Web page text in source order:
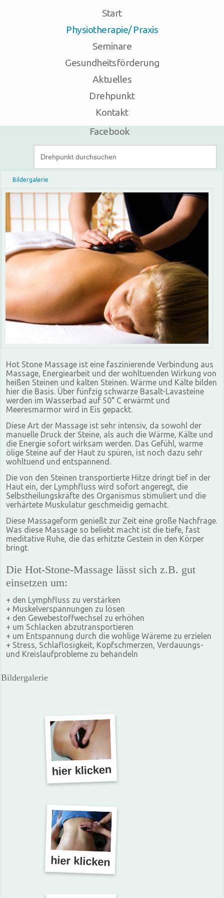
Start
Physiotherapie/ Praxis
Seminare
Gesundheitsförderung
Aktuelles
Drehpunkt
Kontakt
Telefon - 05574 / 626 91
Facebook
Bildergalerie
Hot Stone Massage ist eine faszinierende Verbindung aus
Massage, Energiearbeit und der wohltuenden Wirkung von
heißen Steinen und kalten Steinen. Wärme und Kälte bilden
hier die Basis. Über fünfzig schwarze Basalt-Lavasteine
werden im Wasserbad auf 50° C erwärmt und
Meeresmarmor wird in Eis gepackt.
Diese Art der Massage ist sehr intensiv, da sowohl der
manuelle Druck der Steine, als auch die Wärme, Kälte und
die Energie sofort wirksam werden. Das Gefühl, warme
ölige Steine auf der Haut zu spüren, ist noch dazu sehr
wohltuend und entspannend.
Die von den Steinen transportierte Hitze dringt tief in der
Haut ein, der Lymphfluss wird sofort angeregt, die
Selbstheilungskräfte des Organismus stimuliert und die
verhärtete Muskulatur geschmeidig gemacht.
Diese Massageform genießt zur Zeit eine große Nachfrage.
Was diese Massage so beliebt macht ist die tiefe, fast
meditative Ruhe, die das erhitzte Gestein in den Körper
bringt.
Die Hot-Stone-Massage lässt sich z.B. gut
einsetzen um:
+ den Lymphfluss zu verstärken
+ Muskelverspannungen zu lösen
+ den Gewebestoffwechsel zu erhöhen
+ um Schlacken abzutransportieren
+ um Entspannung durch die wohlige Wäreme zu erzielen
+ Stress, Schlaflosigkeit, Kopfschmerzen, Verdauungs-
und Kreislaufprobleme zu behandeln
Bildergalerie
hier klicken
hier klicken